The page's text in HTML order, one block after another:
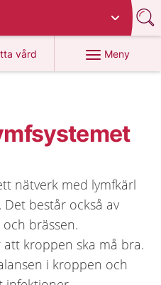
vård
på 1177.se
Meny
nätverk med lymfkärl
består också av
brässen.
att kroppen ska må bra.
i kroppen och